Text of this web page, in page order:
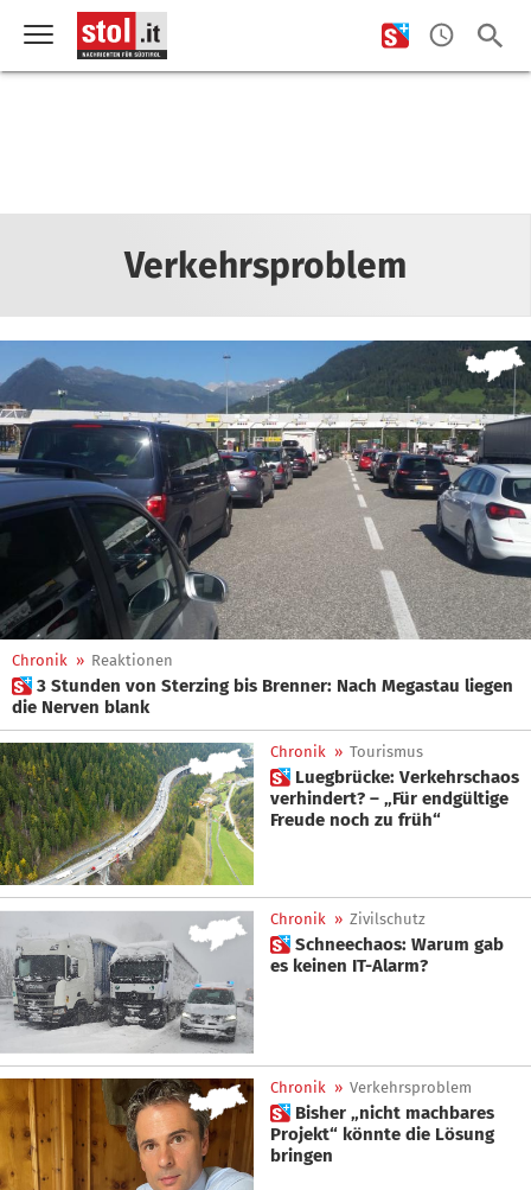
Verkehrsproblem
Chronik » Reaktionen
 3 Stunden von Sterzing bis Brenner: Nach Megastau liegen
die Nerven blank
Chronik » Tourismus
 Luegbrücke: Verkehrschaos
verhindert? – „Für endgültige
Freude noch zu früh“
Chronik » Zivilschutz
 Schneechaos: Warum gab
es keinen IT-Alarm?
Chronik » Verkehrsproblem
 Bisher „nicht machbares
Projekt“ könnte die Lösung
bringen